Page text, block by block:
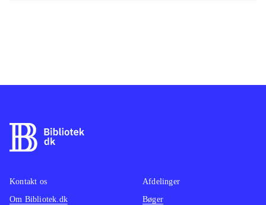
Kontakt os
Om Bibliotek.dk
Afdelinger
Bøger